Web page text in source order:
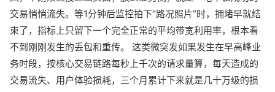
交易悄悄流失。等1分钟后监控拍下“路况照片”时，拥堵早就结
束了，指标上只留下一个完全正常的平均带宽利用率，根本看
不到刚刚发生的丢包和重传。 这类微突发如果发生在早高峰业
务时段，按核心交易链路每秒上千次的请求量算，每天造成的
交易流失、用户体验损耗，三个月累计下来就是几十万级的损